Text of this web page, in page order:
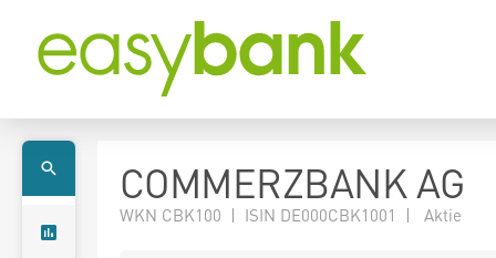
COMMERZBANK AG
WKN CBK100 | ISIN DE000CBK1001 | Aktie